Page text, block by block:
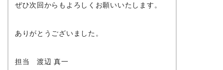
ぜひ次回からもよろしくお願いいたします。
ありがとうございました。
担当 渡辺 真一